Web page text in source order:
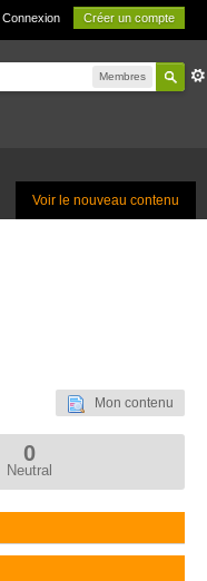
Connexion Créer un compte
Membres
Voir le nouveau contenu
Mon contenu
0
Neutral